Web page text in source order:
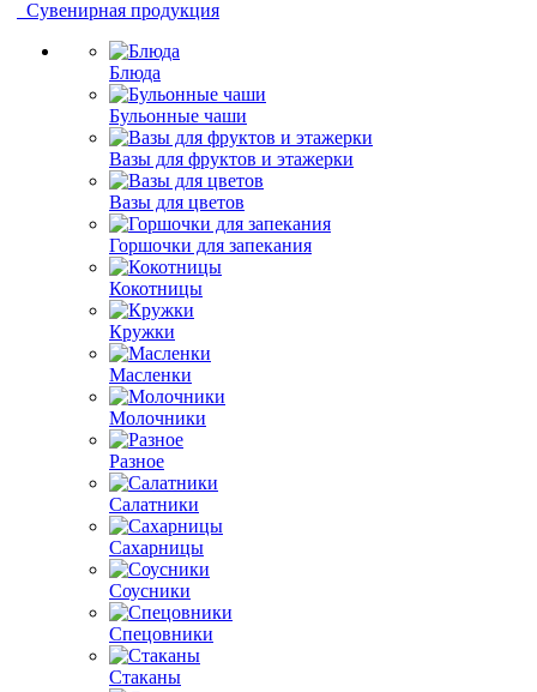
Сувенирная продукция
Блюда
Бульонные чаши
Вазы для фруктов и этажерки
Вазы для цветов
Горшочки для запекания
Кокотницы
Кружки
Масленки
Молочники
Разное
Салатники
Сахарницы
Соусники
Спецовники
Стаканы